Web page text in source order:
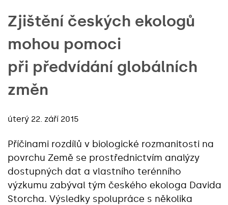
Zjištění českých ekologů
mohou pomoci
při předvídání globálních
změn
úterý 22. září 2015
Příčinami rozdílů v biologické rozmanitosti na
povrchu Země se prostřednictvím analýzy
dostupných dat a vlastního terénního
výzkumu zabýval tým českého ekologa Davida
Storcha. Výsledky spolupráce s několika